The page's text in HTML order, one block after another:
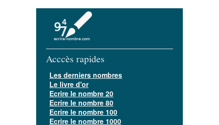
Acccès rapides
Les derniers nombres
Le livre d'or
Ecrire le nombre 20
Ecrire le nombre 80
Ecrire le nombre 100
Ecrire le nombre 1000